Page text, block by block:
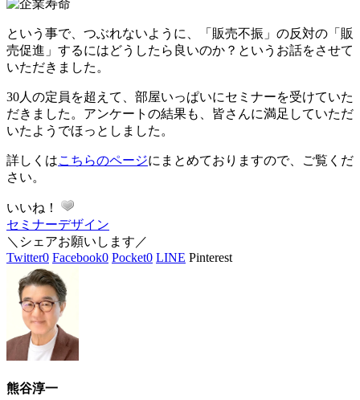
という事で、つぶれないように、「販売不振」の反対の「販
売促進」するにはどうしたら良いのか？というお話をさせて
いただきました。
30人の定員を超えて、部屋いっぱいにセミナーを受けていた
だきました。アンケートの結果も、皆さんに満足していただ
いたようでほっとしました。
詳しくはこちらのページにまとめておりますので、ご覧くだ
さい。
いいね！
セミナーデザイン
＼シェアお願いします／
Twitter0 Facebook0 Pocket0 LINE Pinterest
熊谷淳一